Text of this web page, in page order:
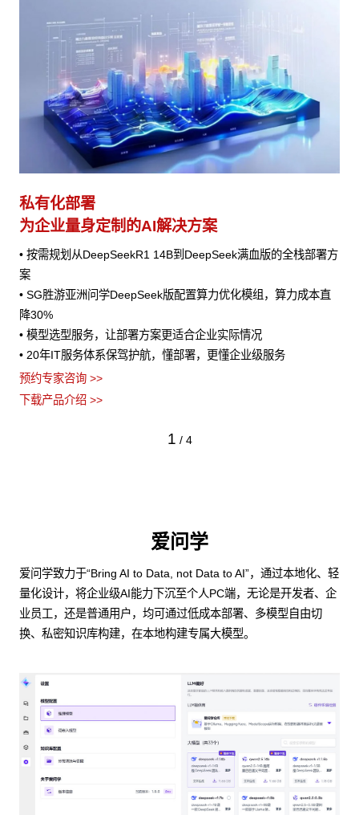
私有化部署
为企业量身定制的AI解决方案
• 按需规划从DeepSeekR1 14B到DeepSeek满血版的全栈部署方
案
• SG胜游亚洲问学DeepSeek版配置算力优化模组，算力成本直
降30%
• 模型选型服务，让部署方案更适合企业实际情况
• 20年IT服务体系保驾护航，懂部署，更懂企业级服务
预约专家咨询 >>
下载产品介绍 >>
1 / 4
爱问学
爱问学致力于“Bring AI to Data, not Data to AI”，通过本地化、轻
量化设计，将企业级AI能力下沉至个人PC端，无论是开发者、企
业员工，还是普通用户，均可通过低成本部署、多模型自由切
换、私密知识库构建，在本地构建专属大模型。